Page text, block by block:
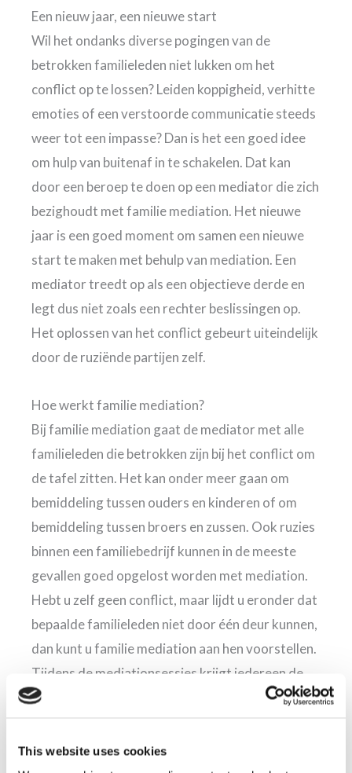
This website uses cookies
Een nieuw jaar, een nieuwe start
Wil het ondanks diverse pogingen van de
betrokken familieleden niet lukken om het
conflict op te lossen? Leiden koppigheid, verhitte
emoties of een verstoorde communicatie steeds
weer tot een impasse? Dan is het een goed idee
om hulp van buitenaf in te schakelen. Dat kan
door een beroep te doen op een mediator die zich
bezighoudt met familie mediation. Het nieuwe
jaar is een goed moment om samen een nieuwe
start te maken met behulp van mediation. Een
mediator treedt op als een objectieve derde en
legt dus niet zoals een rechter beslissingen op.
Het oplossen van het conflict gebeurt uiteindelijk
door de ruziënde partijen zelf.
Hoe werkt familie mediation?
Bij familie mediation gaat de mediator met alle
familieleden die betrokken zijn bij het conflict om
de tafel zitten. Het kan onder meer gaan om
bemiddeling tussen ouders en kinderen of om
bemiddeling tussen broers en zussen. Ook ruzies
binnen een familiebedrijf kunnen in de meeste
gevallen goed opgelost worden met mediation.
Hebt u zelf geen conflict, maar lijdt u eronder dat
bepaalde familieleden niet door één deur kunnen,
dan kunt u familie mediation aan hen voorstellen.
Tijdens de mediationsessies krijgt iedereen de
gelegenheid om zijn verhaal te doen. Vervolgens
die voor iedereen acceptabel is.